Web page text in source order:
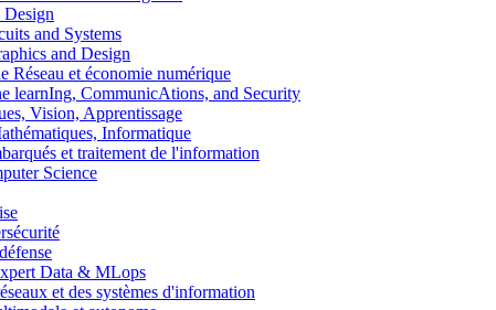
and Systems
and Design
et économie numérique
CommunicAtions, and Security
Vision, Apprentissage
Informatique
et traitement de l'information
Science
Data & MLops
et des systèmes d'information